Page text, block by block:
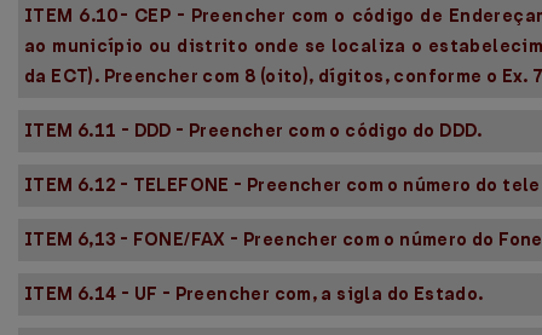
ITEM 6.10- CEP - Preencher com o código de
ao município ou distrito onde se localiza o
da ECT). Preencher com 8 (oito), dígitos, conforme o
ITEM 6.11 - DDD - Preencher com o código do DDD.
ITEM 6.12 - TELEFONE - Preencher com o número do
ITEM 6,13 - FONE/FAX - Preencher com o número do
ITEM 6.14 - UF - Preencher com, a sigla do Estado.